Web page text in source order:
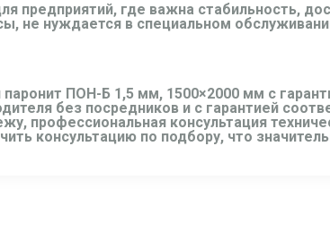
где важна стабильность,
не нуждается в специальном
паронит ПОН-Б 1,5 мм, 1500×2000 мм с
без посредников и с гарантией
профессиональная консультация
консультацию по подбору, что